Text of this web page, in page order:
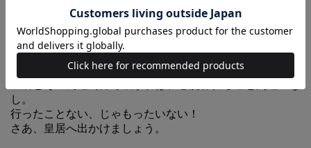
旧江戸城を古地図と巡る
東京のど真ん中にある東京ドーム25個分を超える広大な
緑。
その上に、どこまでも広がる青い空。
し。
行ったことない、じゃもったいない！
さあ、皇居へ出かけましょう。